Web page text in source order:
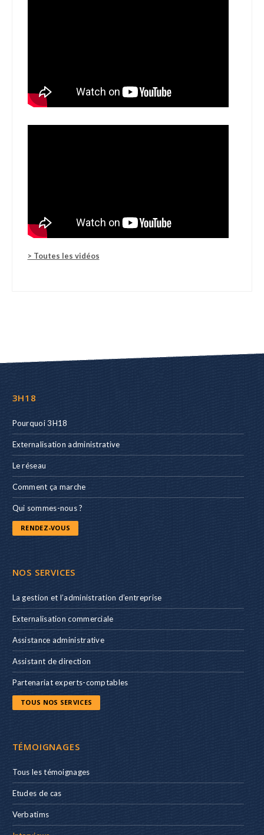
> Toutes les vidéos
3H18
Pourquoi 3H18
Externalisation administrative
Le réseau
Comment ça marche
Qui sommes-nous ?
RENDEZ-VOUS
NOS SERVICES
La gestion et l’administration d’entreprise
Externalisation commerciale
Assistance administrative
Assistant de direction
Partenariat experts-comptables
TOUS NOS SERVICES
TÉMOIGNAGES
Tous les témoignages
Etudes de cas
Verbatims